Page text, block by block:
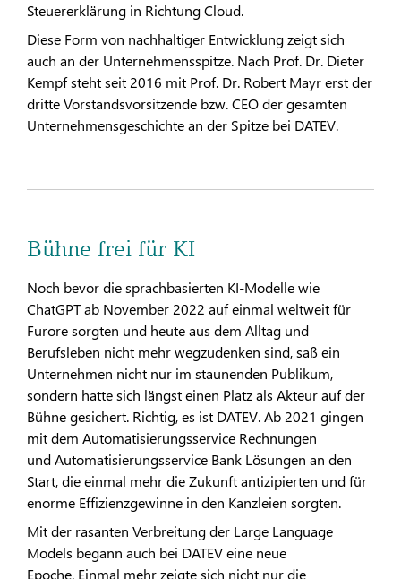
Steuererklärung in Richtung Cloud.
Diese Form von nachhaltiger Entwicklung zeigt sich
auch an der Unternehmensspitze. Nach Prof. Dr. Dieter
Kempf steht seit 2016 mit Prof. Dr. Robert Mayr erst der
dritte Vorstandsvorsitzende bzw. CEO der gesamten
Unternehmensgeschichte an der Spitze bei DATEV.
Bühne frei für KI
Noch bevor die sprachbasierten KI-Modelle wie
ChatGPT ab November 2022 auf einmal weltweit für
Furore sorgten und heute aus dem Alltag und
Berufsleben nicht mehr wegzudenken sind, saß ein
Unternehmen nicht nur im staunenden Publikum,
sondern hatte sich längst einen Platz als Akteur auf der
Bühne gesichert. Richtig, es ist DATEV. Ab 2021 gingen
mit dem Automatisierungsservice Rechnungen
und Automatisierungsservice Bank Lösungen an den
Start, die einmal mehr die Zukunft antizipierten und für
enorme Effizienzgewinne in den Kanzleien sorgten.
Mit der rasanten Verbreitung der Large Language
Models begann auch bei DATEV eine neue
Epoche. Einmal mehr zeigte sich nicht nur die